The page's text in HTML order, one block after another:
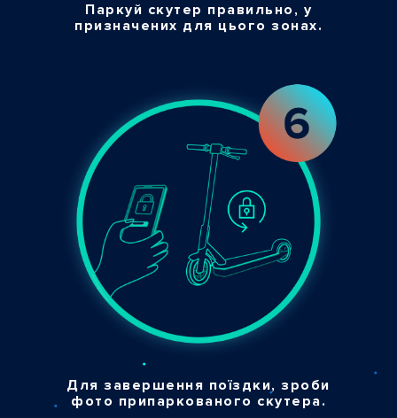
Паркуй скутер правильно, у
призначених для цього зонах.
Для завершення поїздки, зроби
фото припаркованого скутера.